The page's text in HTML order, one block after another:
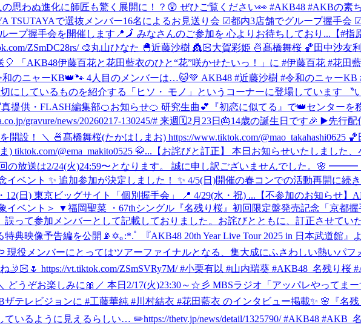
思わぬ進化に師匠も驚く展開に！？😲 ぜひご覧ください👀 #AKB48 #AKBの素
TSUTAYAで選抜メンバー16名によるお見送り会 ☑︎都内3店舗でグループ握手会
ープ握手会を開催します📍🗾 みなさんのご参加を 心よりお待ちしており... 【#
ZSmDC28rs/ 🎨丸山ひなた 🐣近藤沙樹 👸🏻大賀彩姫 🍜髙橋舞桜 🏀田中沙友
🎈 「AKB48伊藤百花と花田藍衣のひと“花”咲かせたいっ！」に #伊藤百花 #花田
和のニャーKB👑🐾 4人目のメンバーは…🐱💚 AKB48 #近藤沙樹 #令和のニャーKB
にしているものを紹介する「ヒソ・ モノ」というコーナーに登場しています
提供・FLASH編集部🍊お知らせ🍊 研究生曲💕『初恋に似てる』で👑センターを
gravure/news/20260217-130245/# 来週🗓2月23日🎂14歳の誕生日です🎉 ▶️先行
設！ ＼ 🍜髙橋舞桜(たかはしまお) https://www.tiktok.com/@mao_takahashi0625
) tiktok.com/@ema_makito0525 🥋... 【お詫びと訂正】 本日お知らせいたしました
放送は2/24(火)24:59〜となります。 誠に申し訳ございませんでした。 🌸 ━━━
イベント ✨ 追加参加が決定しました！ ✨ 4/5(日)開催の春コンでの活動再開に
京ビッグサイト「個別握手会」 📍 4/29(水・祝) ... 【不参加のお知らせ】
ベント＞ ▼福岡聖菜 ・67thシングル『名残り桜』初回限定盤発売記念「京都
って参加メンバーとして記載しておりました。お詫びとともに、訂正させてい
典映像予告編を公開📡✡｡:*.ﾟ 『AKB48 20th Year Live Tour 2025 in 日本武道館』
役メンバーにとってはツアーファイナルとなる、集大成にふさわしい熱いパフ
https://vt.tiktok.com/ZSmSVRy7M/ #小栗有以 #山内瑞葵 #AKB48_名残り桜
どうぞお楽しみに🎀 ／ 本日2/17(火)23:30～☆彡 MBSラジオ「アッパレやってま
ザテレビジョンに #工藤華純 #川村結衣 #花田藍衣 のインタビュー掲載✨ 🌸『名
るように見えるらしい… ✏️https://thetv.jp/news/detail/1325790/ #AKB48 #AKB_